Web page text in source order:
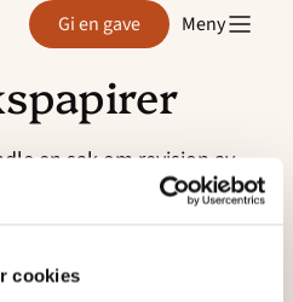
cookies
Gi en gave Meny
en sak om revisjon av